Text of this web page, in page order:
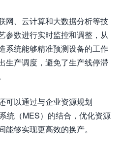
网、云计算和大数据分析等技
参数进行实时监控和调整，从
系统能够精准预测设备的工作
生产调度，避免了生产线停滞
可以通过与企业资源规划
统（MES）的结合，优化资源
够实现更高效的换产。